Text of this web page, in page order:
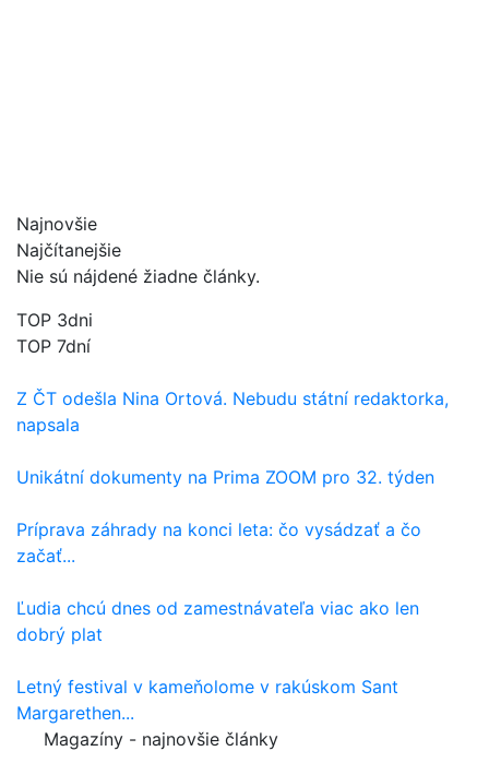
Najnovšie
Najčítanejšie
Nie sú nájdené žiadne články.
TOP 3dni
TOP 7dní
Z ČT odešla Nina Ortová. Nebudu státní redaktorka,
napsala
Unikátní dokumenty na Prima ZOOM pro 32. týden
Príprava záhrady na konci leta: čo vysádzať a čo
začať...
Ľudia chcú dnes od zamestnávateľa viac ako len
dobrý plat
Letný festival v kameňolome v rakúskom Sant
Margarethen...
Magazíny - najnovšie články